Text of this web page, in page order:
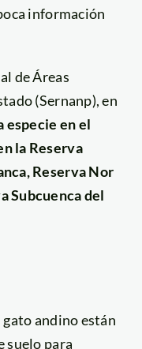
información
de Áreas
(Sernanp), en
especie en el
la Reserva
Reserva Nor
Subcuenca del
gato andino están
suelo para